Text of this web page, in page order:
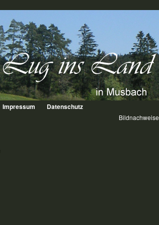
Impressum Datenschutz
Bildnachweise